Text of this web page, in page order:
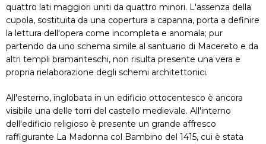
quattro lati maggiori uniti da quattro minori. L'assenza della
cupola, sostituita da una copertura a capanna, porta a definire
la lettura dell'opera come incompleta e anomala; pur
partendo da uno schema simile al santuario di Macereto e da
altri templi bramanteschi, non risulta presente una vera e
propria rielaborazione degli schemi architettonici.
All'esterno, inglobata in un edificio ottocentesco è ancora
visibile una delle torri del castello medievale. All'interno
dell'edificio religioso è presente un grande affresco
raffigurante La Madonna col Bambino del 1415, cui è stata